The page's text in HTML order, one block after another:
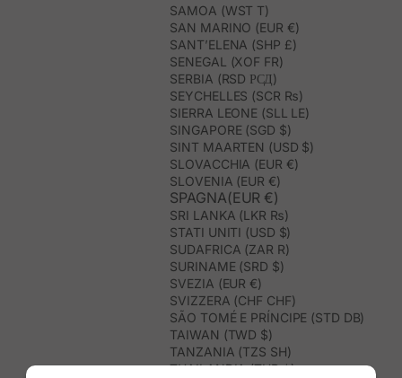
SAMOA (WST T)
SAN MARINO (EUR €)
SANT’ELENA (SHP £)
SENEGAL (XOF FR)
SERBIA (RSD РСД)
SEYCHELLES (SCR ₨)
SIERRA LEONE (SLL LE)
SINGAPORE (SGD $)
SINT MAARTEN (USD $)
SLOVACCHIA (EUR €)
SLOVENIA (EUR €)
SPAGNA(EUR €)
SRI LANKA (LKR ₨)
STATI UNITI (USD $)
SUDAFRICA (ZAR R)
SURINAME (SRD $)
SVEZIA (EUR €)
SVIZZERA (CHF CHF)
SÃO TOMÉ E PRÍNCIPE (STD DB)
TAIWAN (TWD $)
TANZANIA (TZS SH)
THAILANDIA (THB ฿)